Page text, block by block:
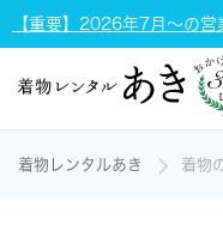
【重要】2026年7月～の営
着物レンタルあき 着物